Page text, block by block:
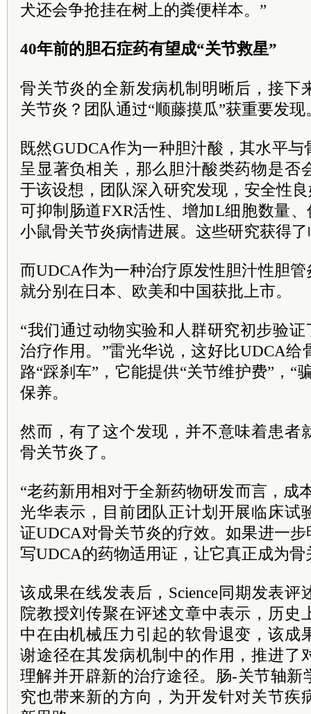
犬还会争抢挂在树上的粪便样本。”
40年前的胆石症药有望成“关节救星”
骨关节炎的全新发病机制明晰后，接下
关节炎？团队通过“顺藤摸瓜”获重要发现
既然GUDCA作为一种胆汁酸，其水平
呈显著负相关，那么胆汁酸类药物是否
于该设想，团队深入研究发现，安全性
可抑制肠道FXR活性、增加L细胞数量
小鼠骨关节炎病情进展。这些研究获得
而UDCA作为一种治疗原发性胆汁性胆
就分别在日本、欧美和中国获批上市。
“我们通过动物实验和人群研究初步验
治疗作用。”雷光华说，这好比UDCA给
路“踩刹车”，它能提供“关节维护费”，“
保养。
然而，有了这个发现，并不意味着患者
骨关节炎了。
“老药新用相对于全新药物研发而言，成
光华表示，目前团队正计划开展临床试
证UDCA对骨关节炎的疗效。如果进一
写UDCA的药物适用证，让它真正成为骨
该成果在线发表后，Science同期发表
院教授刘传聚在评述文章中表示，历史
中在由机械压力引起的软骨退变，该成
谢途径在其发病机制中的作用，推进了
理解并开辟新的治疗途径。肠-关节轴新
究也带来新的方向，为开发针对关节疾